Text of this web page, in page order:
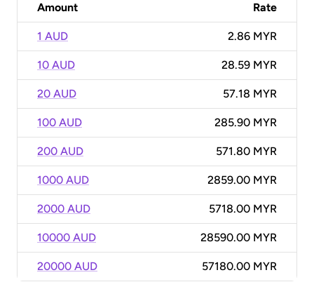
Amount Rate
1 AUD 2.86 MYR
10 AUD 28.59 MYR
20 AUD 57.18 MYR
100 AUD 285.90 MYR
200 AUD 571.80 MYR
1000 AUD 2859.00 MYR
2000 AUD 5718.00 MYR
10000 AUD 28590.00 MYR
20000 AUD 57180.00 MYR